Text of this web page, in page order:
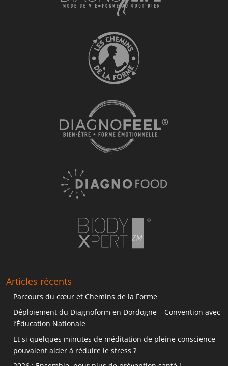
Articles récents
Parcours du cœur et Chemins de la Forme
Déploiement du Diagnoform en Dordogne – Convention avec
l’Éducation Nationale
Et si quelques minutes de méditation de pleine conscience
pouvaient aider à réduire le stress ?